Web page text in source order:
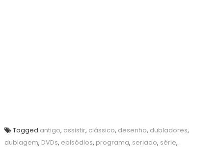
Tagged antigo, assistir, clássico, desenho, dubladores,
dublagem, DVDs, episódios, programa, seriado, série,